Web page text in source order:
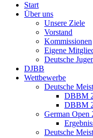
Start
Über uns
Unsere Ziele
Vorstand
Kommissionen
Eigene
Deutsche
DJBB
Wettbewerbe
Deutsche
DBBM
DBBM
German Open
Deutsche